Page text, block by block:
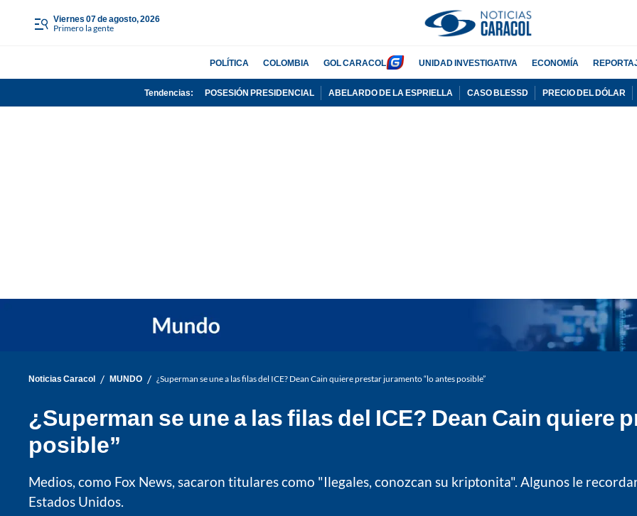
viernes 07 de agosto, 2026
Primero la gente
POLÍTICA COLOMBIA GOL CARACOL UNIDAD INVESTIGATIVA ECONOMÍA
Tendencias: POSESIÓN PRESIDENCIAL ABELARDO DE LA ESPRIELLA CASO BLESSD PRECIO DEL DÓLAR
Noticias Caracol / MUNDO / ¿Superman se une a las filas del ICE? Dean Cain quiere prestar juramento “lo antes posible”
¿Superman se une a las filas del ICE? Dean Cain quiere
posible”
Medios, como Fox News, sacaron titulares como "Ilegales, conozcan su kriptonita". Algunos le
Estados Unidos.